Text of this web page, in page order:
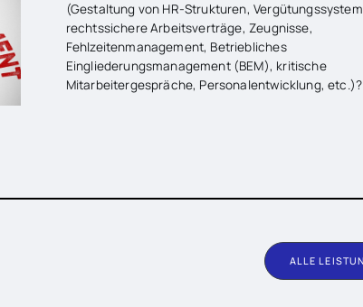
(Gestaltung von HR-Strukturen,
rechtssichere Arbeitsverträge, Zeugnisse,
Fehlzeitenmanagement, Betriebliches
Eingliederungsmanagement (BEM), kritische
Mitarbeitergespräche, Personalentwicklung, etc.)?
ALLE